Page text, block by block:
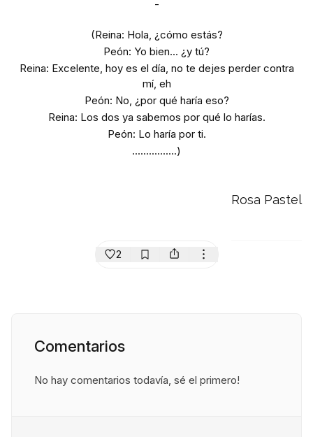
-
(Reina: Hola, ¿cómo estás?
Peón: Yo bien... ¿y tú?
Reina: Excelente, hoy es el día, no te dejes perder contra
mí, eh
Peón: No, ¿por qué haría eso?
Reina: Los dos ya sabemos por qué lo harías.
Peón: Lo haría por ti.
................)
Rosa Pastel
2
Comentarios
No hay comentarios todavía, sé el primero!